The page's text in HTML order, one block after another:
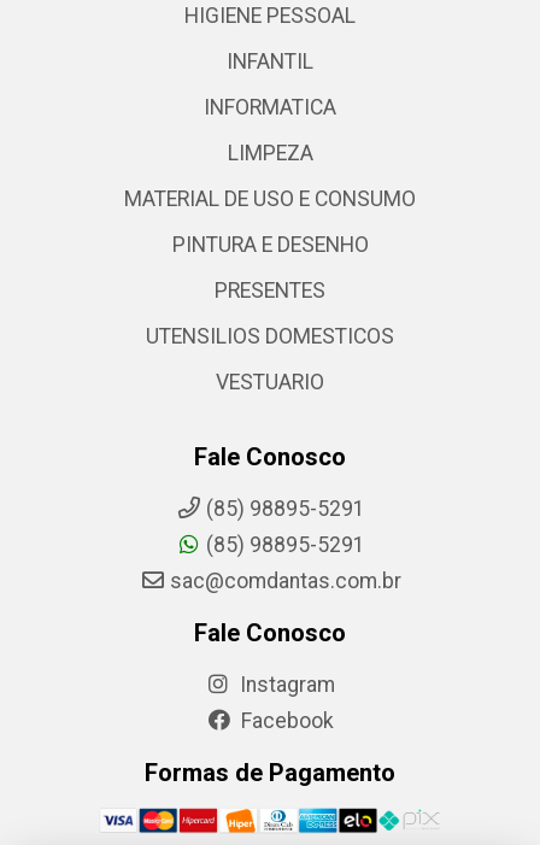
HIGIENE PESSOAL
INFANTIL
INFORMATICA
LIMPEZA
MATERIAL DE USO E CONSUMO
PINTURA E DESENHO
PRESENTES
UTENSILIOS DOMESTICOS
VESTUARIO
Fale Conosco
(85) 98895-5291
(85) 98895-5291
sac@comdantas.com.br
Fale Conosco
Instagram
Facebook
Formas de Pagamento